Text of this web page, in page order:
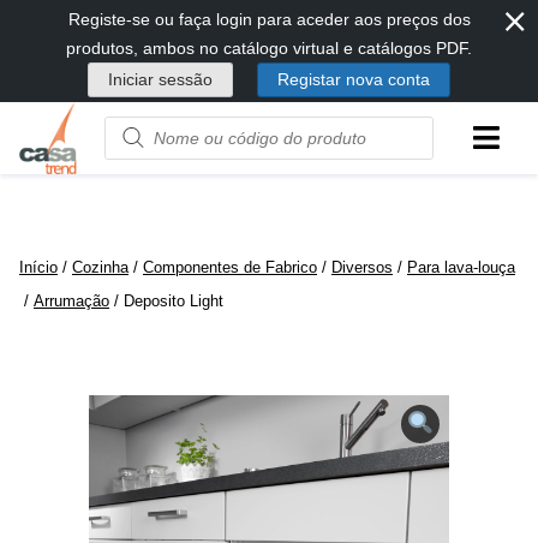
diretamente
conteúdo
Registe-se ou faça login para aceder aos preços dos
produtos, ambos no catálogo virtual e catálogos PDF.
Iniciar sessão
Registar nova conta
⨯
Product
name
Início / Cozinha / Componentes de Fabrico / Diversos / Para lava-louça
/ Arrumação / Deposito Light